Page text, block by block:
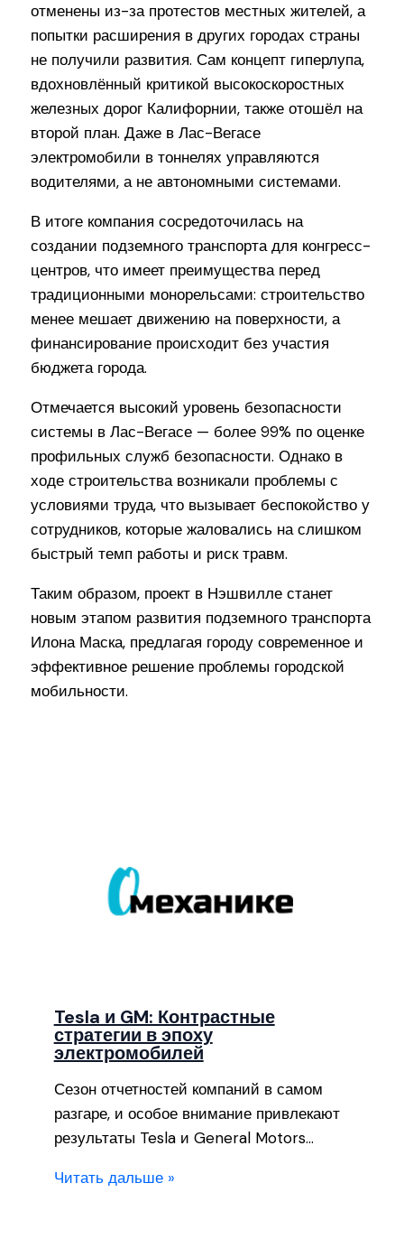
отменены из-за протестов местных жителей, а
попытки расширения в других городах страны
не получили развития. Сам концепт гиперлупа,
вдохновлённый критикой высокоскоростных
железных дорог Калифорнии, также отошёл на
второй план. Даже в Лас-Вегасе
электромобили в тоннелях управляются
водителями, а не автономными системами.
В итоге компания сосредоточилась на
создании подземного транспорта для конгресс-
центров, что имеет преимущества перед
традиционными монорельсами: строительство
менее мешает движению на поверхности, а
финансирование происходит без участия
бюджета города.
Отмечается высокий уровень безопасности
системы в Лас-Вегасе — более 99% по оценке
профильных служб безопасности. Однако в
ходе строительства возникали проблемы с
условиями труда, что вызывает беспокойство у
сотрудников, которые жаловались на слишком
быстрый темп работы и риск травм.
Таким образом, проект в Нэшвилле станет
новым этапом развития подземного транспорта
Илона Маска, предлагая городу современное и
эффективное решение проблемы городской
мобильности.
Tesla и GM: Контрастные
стратегии в эпоху
электромобилей
Сезон отчетностей компаний в самом
разгаре, и особое внимание привлекают
результаты Tesla и General Motors…
Читать дальше »